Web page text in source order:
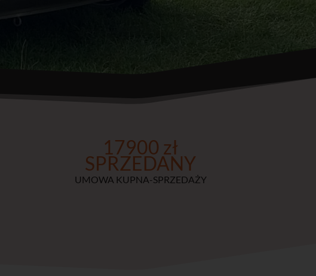
17900 zł
SPRZEDANY
UMOWA KUPNA-SPRZEDAŻY